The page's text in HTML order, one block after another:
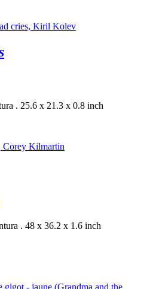
. 25.6 x 21.3 x 0.8 inch
. 48 x 36.2 x 1.6 inch